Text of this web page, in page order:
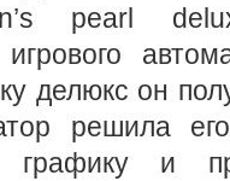
pearl
игрового
делюкс он
решила
графику и